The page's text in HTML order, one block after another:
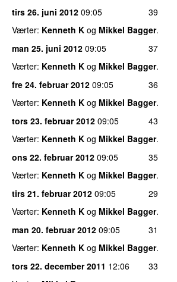
tirs 26. juni 2012 09:05
39
Værter: Kenneth K og Mikkel Bagger.
man 25. juni 2012 09:05
37
Værter: Kenneth K og Mikkel Bagger.
fre 24. februar 2012 09:05
36
Værter: Kenneth K og Mikkel Bagger.
tors 23. februar 2012 09:05
43
Værter: Kenneth K og Mikkel Bagger.
ons 22. februar 2012 09:05
35
Værter: Kenneth K og Mikkel Bagger.
tirs 21. februar 2012 09:05
29
Værter: Kenneth K og Mikkel Bagger.
man 20. februar 2012 09:05
31
Værter: Kenneth K og Mikkel Bagger.
tors 22. december 2011 12:06
33